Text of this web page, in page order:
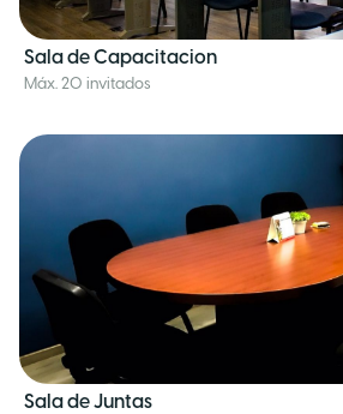
Sala de Capacitacion
Máx. 20 invitados
Sala de Juntas